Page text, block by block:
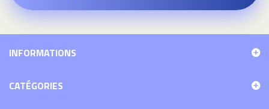
INFORMATIONS
CATÉGORIES